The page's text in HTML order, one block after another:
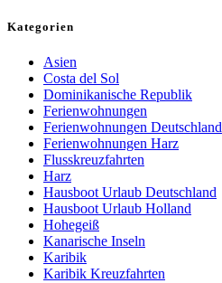
Kategorien
Asien
Costa del Sol
Dominikanische Republik
Ferienwohnungen
Ferienwohnungen Deutschland
Ferienwohnungen Harz
Flusskreuzfahrten
Harz
Hausboot Urlaub Deutschland
Hausboot Urlaub Holland
Hohegeiß
Kanarische Inseln
Karibik
Karibik Kreuzfahrten